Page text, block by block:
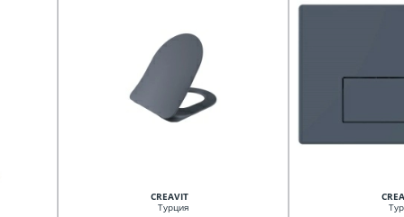
CREAVIT
Турция